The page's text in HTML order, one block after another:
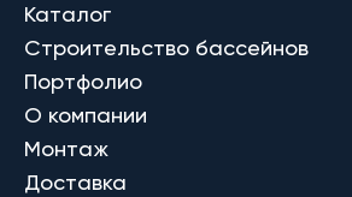
Каталог
Строительство бассейнов
Портфолио
О компании
Монтаж
Доставка